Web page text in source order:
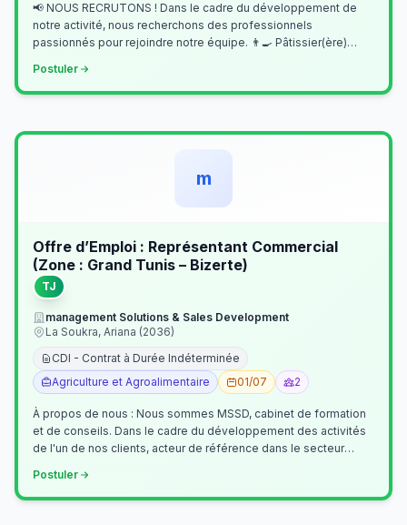
📢 NOUS RECRUTONS ! Dans le cadre du développement de
notre activité, nous recherchons des professionnels
passionnés pour rejoindre notre équipe. 👨‍🍳 Pâtissier(ère)
Postuler
m
Offre d’Emploi : Représentant Commercial
(Zone : Grand Tunis – Bizerte)
TJ
management Solutions & Sales Development
La Soukra, Ariana (2036)
CDI - Contrat à Durée Indéterminée
Agriculture et Agroalimentaire
01/07 2
À propos de nous : Nous sommes MSSD, cabinet de formation
et de conseils. Dans le cadre du développement des activités
de l'un de nos clients, acteur de référence dans le secteur
Postuler